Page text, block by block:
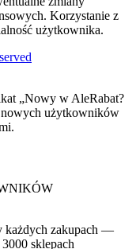
Korzystanie z
użytkownika.
każdych zakupach —
sklepach